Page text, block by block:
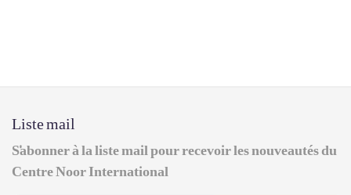
Liste mail
S'abonner à la liste mail pour recevoir les nouveautés du
Centre Noor International